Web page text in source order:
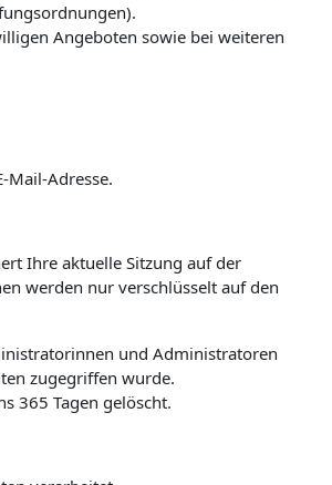
Angeboten sowie bei weiteren
Mail-Adresse.
Ihre aktuelle Sitzung auf der
werden nur verschlüsselt auf den
und Administratoren
zugegriffen wurde.
365 Tagen gelöscht.